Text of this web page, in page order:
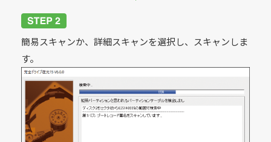
簡易スキャンか、詳細スキャンを選択し、スキャンしま
す。